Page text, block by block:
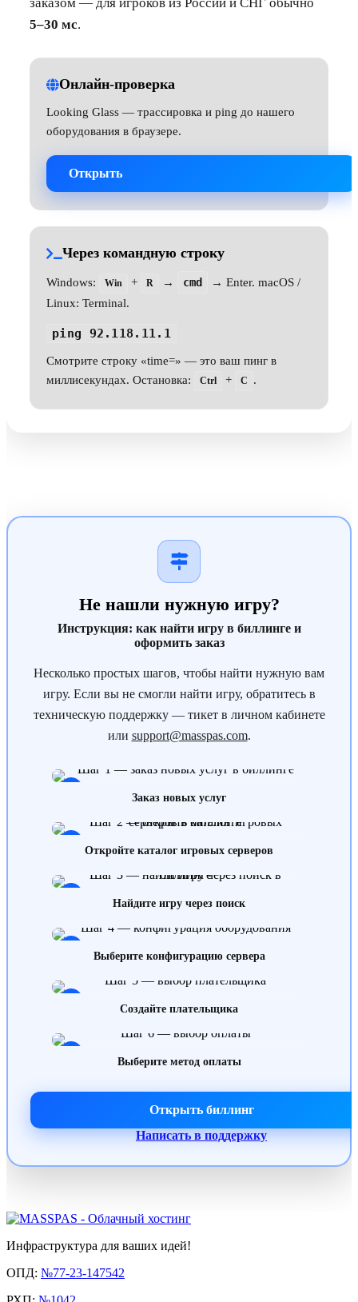
заказом — для игроков из России и СНГ обычно
5–30 мс.
Онлайн-проверка
Looking Glass — трассировка и ping до нашего
оборудования в браузере.
Открыть
Через командную строку
Windows: Win + R → cmd
→ Enter. macOS /
Linux: Terminal.
ping 92.118.11.1
Смотрите строку «time=» — это ваш пинг в
миллисекундах. Остановка:
Ctrl + C .
Не нашли нужную игру?
Инструкция: как найти игру в биллинге и
оформить заказ
Несколько простых шагов, чтобы найти нужную вам
игру. Если вы не смогли найти игру, обратитесь в
техническую поддержку — тикет в личном кабинете
или support@masspas.com.
Заказ новых услуг
Откройте каталог игровых серверов
Найдите игру через поиск
Выберите конфигурацию сервера
Создайте плательщика
Выберите метод оплаты
Открыть биллинг
Написать в поддержку
Инфраструктура для ваших идей!
ОПД: №77-23-147542